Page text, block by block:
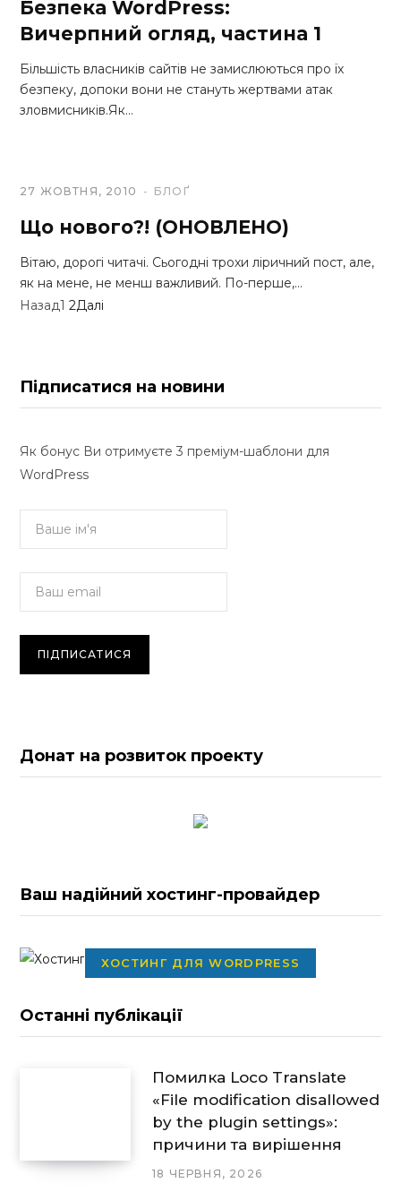
Безпека WordPress:
Вичерпний огляд, частина 1
Більшість власників сайтів не замислюються про їх
безпеку, допоки вони не стануть жертвами атак
зловмисників.Як…
БЛОҐ
27 ЖОВТНЯ, 2010
Що нового?! (ОНОВЛЕНО)
Вітаю, дорогі читачі. Сьогодні трохи ліричний пост, але,
як на мене, не менш важливий. По-перше,…
Назад1 2Далі
Підписатися на новини
Як бонус Ви отримуєте 3 преміум-шаблони для
WordPress
Донат на розвиток проекту
Ваш надійний хостинг-провайдер
ХОСТИНГ ДЛЯ WORDPRESS
Останні публікації
Помилка Loco Translate
«File modification disallowed
by the plugin settings»:
причини та вирішення
18 ЧЕРВНЯ, 2026